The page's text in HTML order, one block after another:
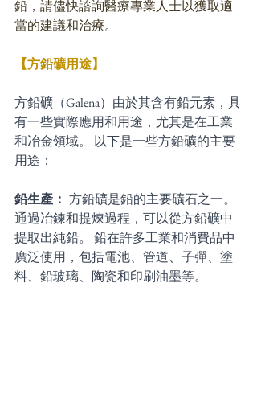
鉛，請儘快諮詢醫療專業人士以獲取適
當的建議和治療。
【方鉛礦用途】
方鉛礦（Galena）由於其含有鉛元素，具
有一些實際應用和用途，尤其是在工業
和冶金領域。 以下是一些方鉛礦的主要
用途：
鉛生產： 方鉛礦是鉛的主要礦石之一。
通過冶鍊和提煉過程，可以從方鉛礦中
提取出純鉛。 鉛在許多工業和消費品中
廣泛使用，包括電池、管道、子彈、塗
料、鉛玻璃、陶瓷和印刷油墨等。